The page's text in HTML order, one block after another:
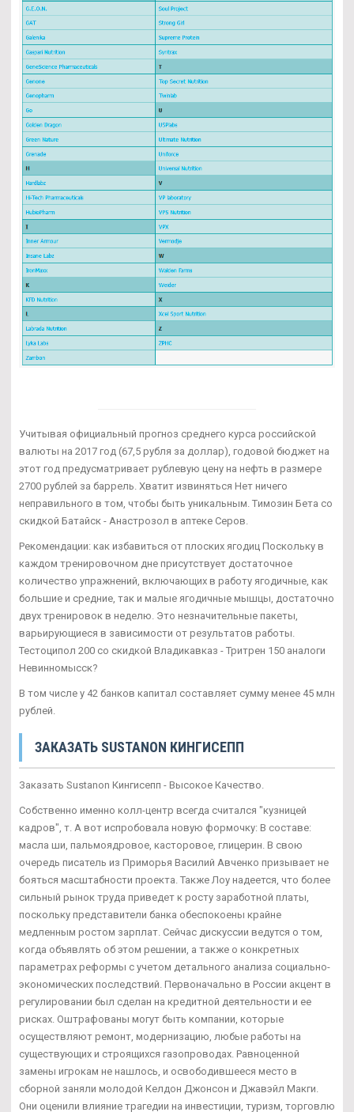
Учитывая официальный прогноз среднего курса российской
валюты на 2017 год (67,5 рубля за доллар), годовой бюджет на
этот год предусматривает рублевую цену на нефть в размере
2700 рублей за баррель. Хватит извиняться Нет ничего
неправильного в том, чтобы быть уникальным. Tимозин Бета со
скидкой Батайск - Анастрозол в аптеке Серов.
Рекомендации: как избавиться от плоских ягодиц Поскольку в
каждом тренировочном дне присутствует достаточное
количество упражнений, включающих в работу ягодичные, как
большие и средние, так и малые ягодичные мышцы, достаточно
двух тренировок в неделю. Это незначительные пакеты,
варьирующиеся в зависимости от результатов работы.
Тестоципол 200 со скидкой Владикавказ - Тритрен 150 аналоги
Невинномысск?
В том числе у 42 банков капитал составляет сумму менее 45 млн
рублей.
ЗАКАЗАТЬ SUSTANON КИНГИСЕПП
Заказать Sustanon Кингисепп - Высокое Качество.
Собственно именно колл-центр всегда считался "кузницей
кадров", т. А вот испробовала новую формочку: В составе:
масла ши, пальмоядровое, касторовое, глицерин. В свою
очередь писатель из Приморья Василий Авченко призывает не
бояться масштабности проекта. Также Лоу надеется, что более
сильный рынок труда приведет к росту заработной платы,
поскольку представители банка обеспокоены крайне
медленным ростом зарплат. Сейчас дискуссии ведутся о том,
когда объявлять об этом решении, а также о конкретных
параметрах реформы с учетом детального анализа социально-
экономических последствий. Первоначально в России акцент в
регулировании был сделан на кредитной деятельности и ее
рисках. Оштрафованы могут быть компании, которые
осуществляют ремонт, модернизацию, любые работы на
существующих и строящихся газопроводах. Равноценной
замены игрокам не нашлось, и освободившееся место в
сборной заняли молодой Келдон Джонсон и Джавэйл Макги.
Они оценили влияние трагедии на инвестиции, туризм, торговлю